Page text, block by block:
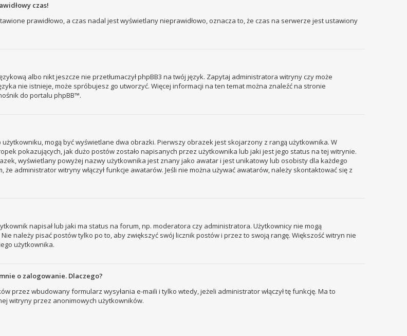
czas!
prawidłowo, a czas nadal jest wyświetlany nieprawidłowo, oznacza to, że czas na serwerze jest ustawiony
albo nikt jeszcze nie przetłumaczył phpBB3 na twój język. Zapytaj administratora witryny czy może
nie istnieje, może spróbujesz go utworzyć. Więcej informacji na ten temat można znaleźć na stronie
do portalu phpBB™.
mogą być wyświetlane dwa obrazki. Pierwszy obrazek jest skojarzony z rangą użytkownika. W
pokazujących, jak dużo postów zostało napisanych przez użytkownika lub jaki jest jego status na tej witrynie.
wyświetlany powyżej nazwy użytkownika jest znany jako awatar i jest unikatowy lub osobisty dla każdego
administrator witryny włączył funkcje awatarów. Jeśli nie można używać awatarów, należy skontaktować się z
napisał lub jaki ma status na forum, np. moderatora czy administratora. Użytkownicy nie mogą
należy pisać postów tylko po to, aby zwiększyć swój licznik postów i przez to swoją rangę. Większość witryn nie
użytkownika.
o zalogowanie. Dlaczego?
przez wbudowany formularz wysyłania e-maili i tylko wtedy, jeżeli administrator włączył tę funkcję. Ma to
witryny przez anonimowych użytkowników.